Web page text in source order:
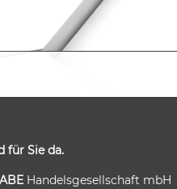
für Sie da.
Handelsgesellschaft mbH